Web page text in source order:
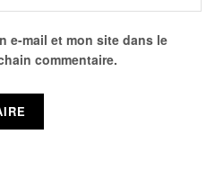
e-mail et mon site dans le
commentaire.